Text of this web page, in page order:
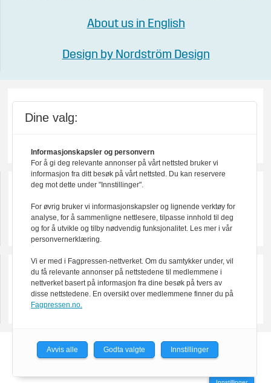
About us in English
Design by Nordström Design
Powered by Labrador CMS
Dine valg:
Informasjonskapsler og personvern
For å gi deg relevante annonser på vårt nettsted bruker vi
informasjon fra ditt besøk på vårt nettsted. Du kan reservere
deg mot dette under "Innstillinger".
For øvrig bruker vi informasjonskapsler og lignende verktøy for
analyse, for å sammenligne nettlesere, tilpasse innhold til deg
og for å utvikle og tilby nødvendig funksjonalitet. Les mer i vår
personvernerklæring.
Vi er med i Fagpressen-nettverket. Om du samtykker under, vil
du få relevante annonser på nettstedene til medlemmene i
nettverket basert på informasjon fra dine besøk på tvers av
disse nettstedene. En oversikt over medlemmene finner du på
Fagpressen.no.
Avvis alle Godta valgte Innstillinger